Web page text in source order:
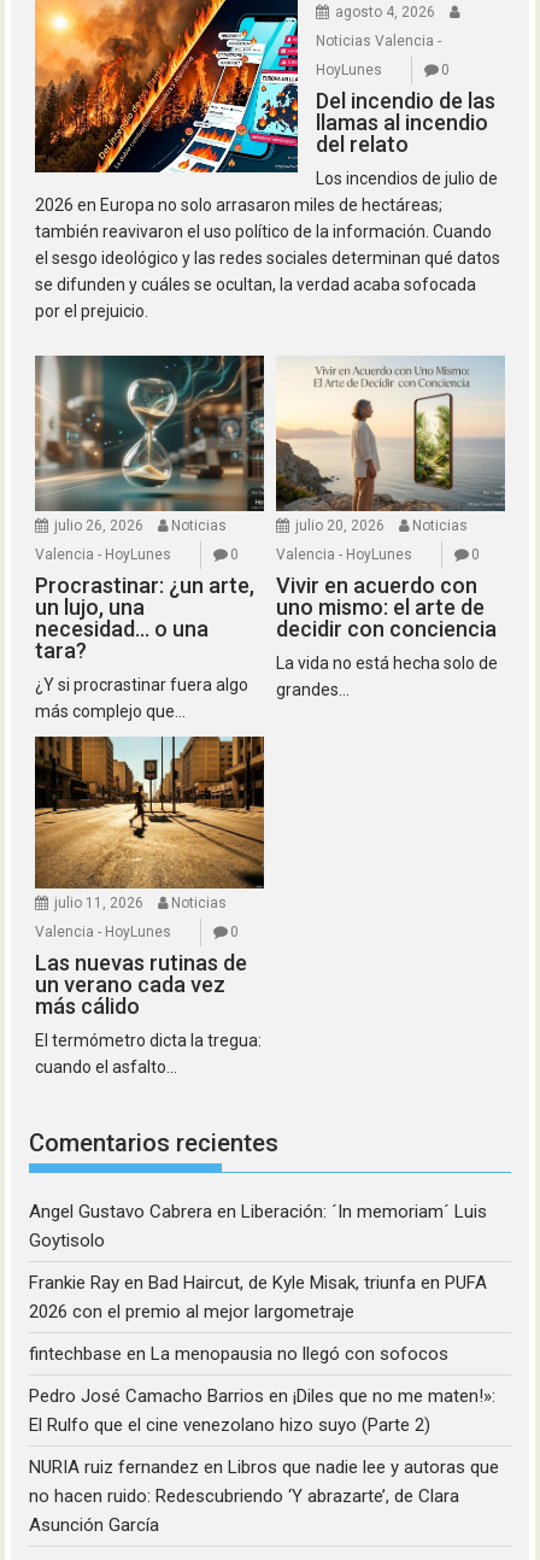
agosto 4, 2026
Noticias Valencia -
HoyLunes
0
Del incendio de las
llamas al incendio
del relato
Los incendios de julio de
2026 en Europa no solo arrasaron miles de hectáreas;
también reavivaron el uso político de la información. Cuando
el sesgo ideológico y las redes sociales determinan qué datos
se difunden y cuáles se ocultan, la verdad acaba sofocada
por el prejuicio.
julio 26, 2026
Noticias
Valencia - HoyLunes
0
Procrastinar: ¿un arte,
un lujo, una
necesidad… o una
tara?
¿Y si procrastinar fuera algo
más complejo que...
julio 20, 2026
Noticias
Valencia - HoyLunes
0
Vivir en acuerdo con
uno mismo: el arte de
decidir con conciencia
La vida no está hecha solo de
grandes...
julio 11, 2026
Noticias
Valencia - HoyLunes
0
Las nuevas rutinas de
un verano cada vez
más cálido
El termómetro dicta la tregua:
cuando el asfalto...
Comentarios recientes
Angel Gustavo Cabrera enLiberación: ´In memoriam´ Luis
Goytisolo
Frankie Ray enBad Haircut, de Kyle Misak, triunfa en PUFA
2026 con el premio al mejor largometraje
fintechbase enLa menopausia no llegó con sofocos
Pedro José Camacho Barrios en¡Diles que no me maten!»:
El Rulfo que el cine venezolano hizo suyo (Parte 2)
NURIA ruiz fernandez enLibros que nadie lee y autoras que
no hacen ruido: Redescubriendo ‘Y abrazarte’, de Clara
Asunción García